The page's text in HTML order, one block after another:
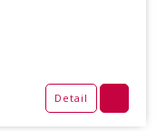
Detail